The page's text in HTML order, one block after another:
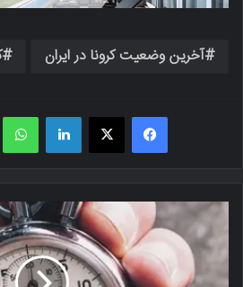
آخرین وضعیت کرونا در ایران
فیسبوک X لینکدین